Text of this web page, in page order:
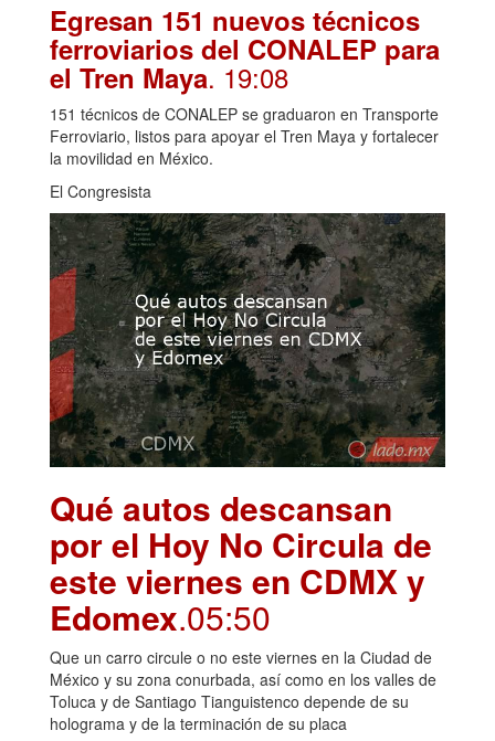
Egresan 151 nuevos técnicos
ferroviarios del CONALEP para
el Tren Maya. 19:08
151 técnicos de CONALEP se graduaron en Transporte
Ferroviario, listos para apoyar el Tren Maya y fortalecer
la movilidad en México.
El Congresista
Qué autos descansan
por el Hoy No Circula de
este viernes en CDMX y
Edomex.05:50
Que un carro circule o no este viernes en la Ciudad de
México y su zona conurbada, así como en los valles de
Toluca y de Santiago Tianguistenco depende de su
holograma y de la terminación de su placa